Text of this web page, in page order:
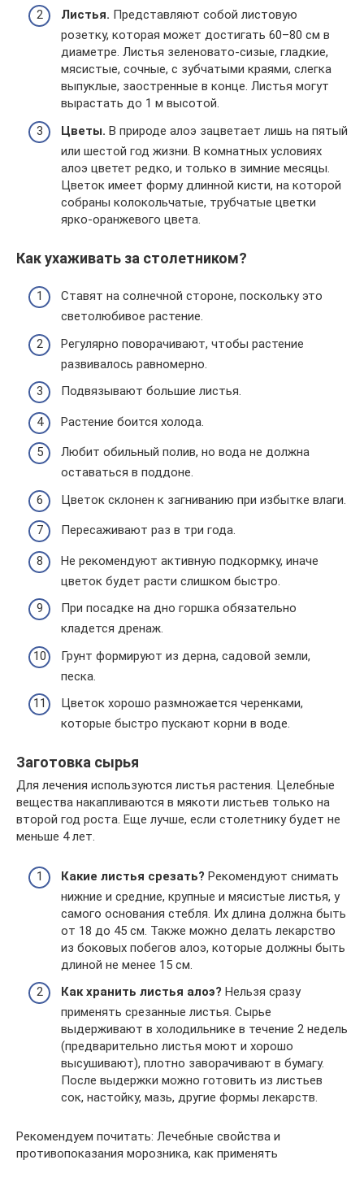
Листья. Представляют собой листовую
розетку, которая может достигать 60–80 см в
диаметре. Листья зеленовато-сизые, гладкие,
мясистые, сочные, с зубчатыми краями, слегка
выпуклые, заостренные в конце. Листья могут
вырастать до 1 м высотой.
Цветы. В природе алоэ зацветает лишь на пятый
или шестой год жизни. В комнатных условиях
алоэ цветет редко, и только в зимние месяцы.
Цветок имеет форму длинной кисти, на которой
собраны колокольчатые, трубчатые цветки
ярко-оранжевого цвета.
Как ухаживать за столетником?
Ставят на солнечной стороне, поскольку это
светолюбивое растение.
Регулярно поворачивают, чтобы растение
развивалось равномерно.
Подвязывают большие листья.
Растение боится холода.
Любит обильный полив, но вода не должна
оставаться в поддоне.
Цветок склонен к загниванию при избытке влаги.
Пересаживают раз в три года.
Не рекомендуют активную подкормку, иначе
цветок будет расти слишком быстро.
При посадке на дно горшка обязательно
кладется дренаж.
Грунт формируют из дерна, садовой земли,
песка.
Цветок хорошо размножается черенками,
которые быстро пускают корни в воде.
Заготовка сырья
Для лечения используются листья растения. Целебные
вещества накапливаются в мякоти листьев только на
второй год роста. Еще лучше, если столетнику будет не
меньше 4 лет.
Какие листья срезать? Рекомендуют снимать
нижние и средние, крупные и мясистые листья, у
самого основания стебля. Их длина должна быть
от 18 до 45 см. Также можно делать лекарство
из боковых побегов алоэ, которые должны быть
длиной не менее 15 см.
Как хранить листья алоэ? Нельзя сразу
применять срезанные листья. Сырье
выдерживают в холодильнике в течение 2 недель
(предварительно листья моют и хорошо
высушивают), плотно заворачивают в бумагу.
После выдержки можно готовить из листьев
сок, настойку, мазь, другие формы лекарств.
Рекомендуем почитать: Лечебные свойства и
противопоказания морозника, как применять